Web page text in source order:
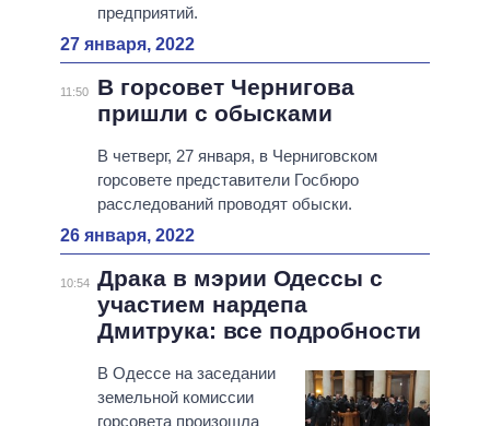
предприятий.
27 января, 2022
11:50
В горсовет Чернигова
пришли с обысками
В четверг, 27 января, в Черниговском
горсовете представители Госбюро
расследований проводят обыски.
26 января, 2022
10:54 Драка в мэрии Одессы с
участием нардепа
Дмитрука: все подробности
В Одессе на заседании
земельной комиссии
горсовета произошла